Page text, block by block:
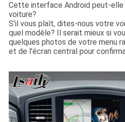
Cette interface Android peut-elle
voiture?
S'il vous plaît, dites-nous votre
quel modèle? Il serait mieux si
quelques photos de votre menu
et de l'écran central pour